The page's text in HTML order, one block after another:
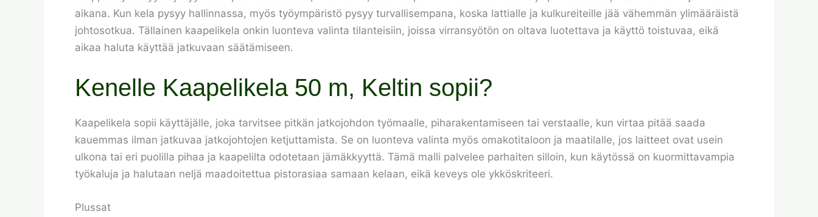
aikana. Kun kela pysyy hallinnassa, myös työympäristö pysyy turvallisempana, koska lattialle ja kulkureiteille jää vähemmän ylimääräistä
johtosotkua. Tällainen kaapelikela onkin luonteva valinta tilanteisiin, joissa virransyötön on oltava luotettava ja käyttö toistuvaa, eikä
aikaa haluta käyttää jatkuvaan säätämiseen.
Kenelle Kaapelikela 50 m, Keltin sopii?
Kaapelikela sopii käyttäjälle, joka tarvitsee pitkän jatkojohdon työmaalle, piharakentamiseen tai verstaalle, kun virtaa pitää saada
kauemmas ilman jatkuvaa jatkojohtojen ketjuttamista. Se on luonteva valinta myös omakotitaloon ja maatilalle, jos laitteet ovat usein
ulkona tai eri puolilla pihaa ja kaapelilta odotetaan jämäkkyyttä. Tämä malli palvelee parhaiten silloin, kun käytössä on kuormittavampia
työkaluja ja halutaan neljä maadoitettua pistorasiaa samaan kelaan, eikä keveys ole ykköskriteeri.
Plussat